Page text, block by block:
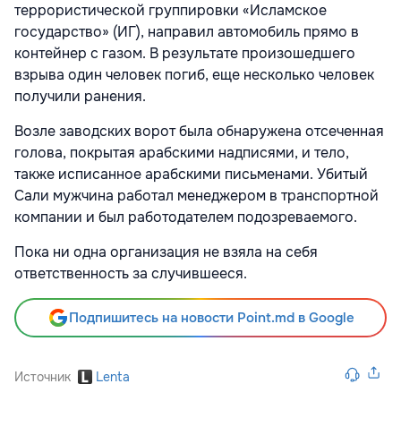
террористической группировки «Исламское
государство» (ИГ), направил автомобиль прямо в
контейнер с газом. В результате произошедшего
взрыва один человек погиб, еще несколько человек
получили ранения.
Возле заводских ворот была обнаружена отсеченная
голова, покрытая арабскими надписями, и тело,
также исписанное арабскими письменами. Убитый
Сали мужчина работал менеджером в транспортной
компании и был работодателем подозреваемого.
Пока ни одна организация не взяла на себя
ответственность за случившееся.
Подпишитесь на новости Point.md в Google
Источник Lenta